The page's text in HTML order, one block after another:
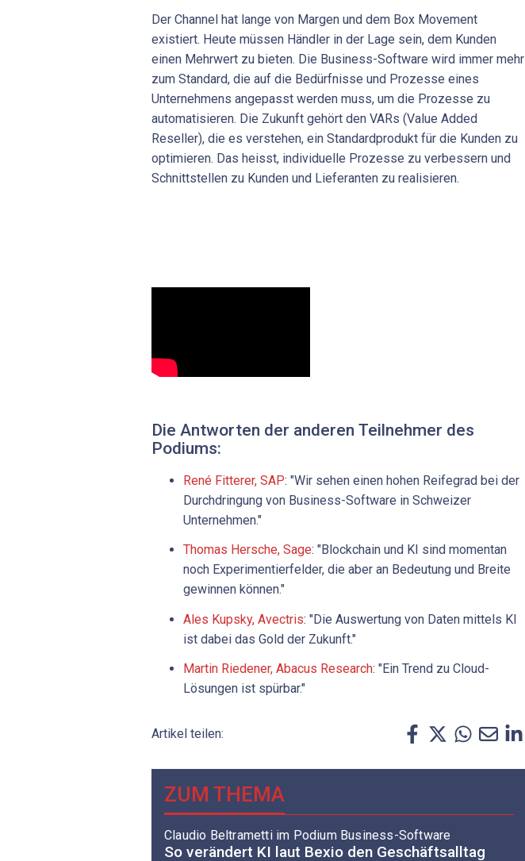
Der Channel hat lange von Margen und dem Box Movement
existiert. Heute müssen Händler in der Lage sein, dem Kunden
einen Mehrwert zu bieten. Die Business-Software wird immer mehr
zum Standard, die auf die Bedürfnisse und Prozesse eines
Unternehmens angepasst werden muss, um die Prozesse zu
automatisieren. Die Zukunft gehört den VARs (Value Added
Reseller), die es verstehen, ein Standardprodukt für die Kunden zu
optimieren. Das heisst, individuelle Prozesse zu verbessern und
Schnittstellen zu Kunden und Lieferanten zu realisieren.
Die Antworten der anderen Teilnehmer des
Podiums:
René Fitterer, SAP: "Wir sehen einen hohen Reifegrad bei der
Durchdringung von Business-Software in Schweizer
Unternehmen."
Thomas Hersche, Sage: "Blockchain und KI sind momentan
noch Experimentierfelder, die aber an Bedeutung und Breite
gewinnen können."
Ales Kupsky, Avectris: "Die Auswertung von Daten mittels KI
ist dabei das Gold der Zukunft."
Martin Riedener, Abacus Research: "Ein Trend zu Cloud-
Lösungen ist spürbar."
Artikel teilen:
ZUM THEMA
Claudio Beltrametti im Podium Business-Software
So verändert KI laut Bexio den Geschäftsalltag